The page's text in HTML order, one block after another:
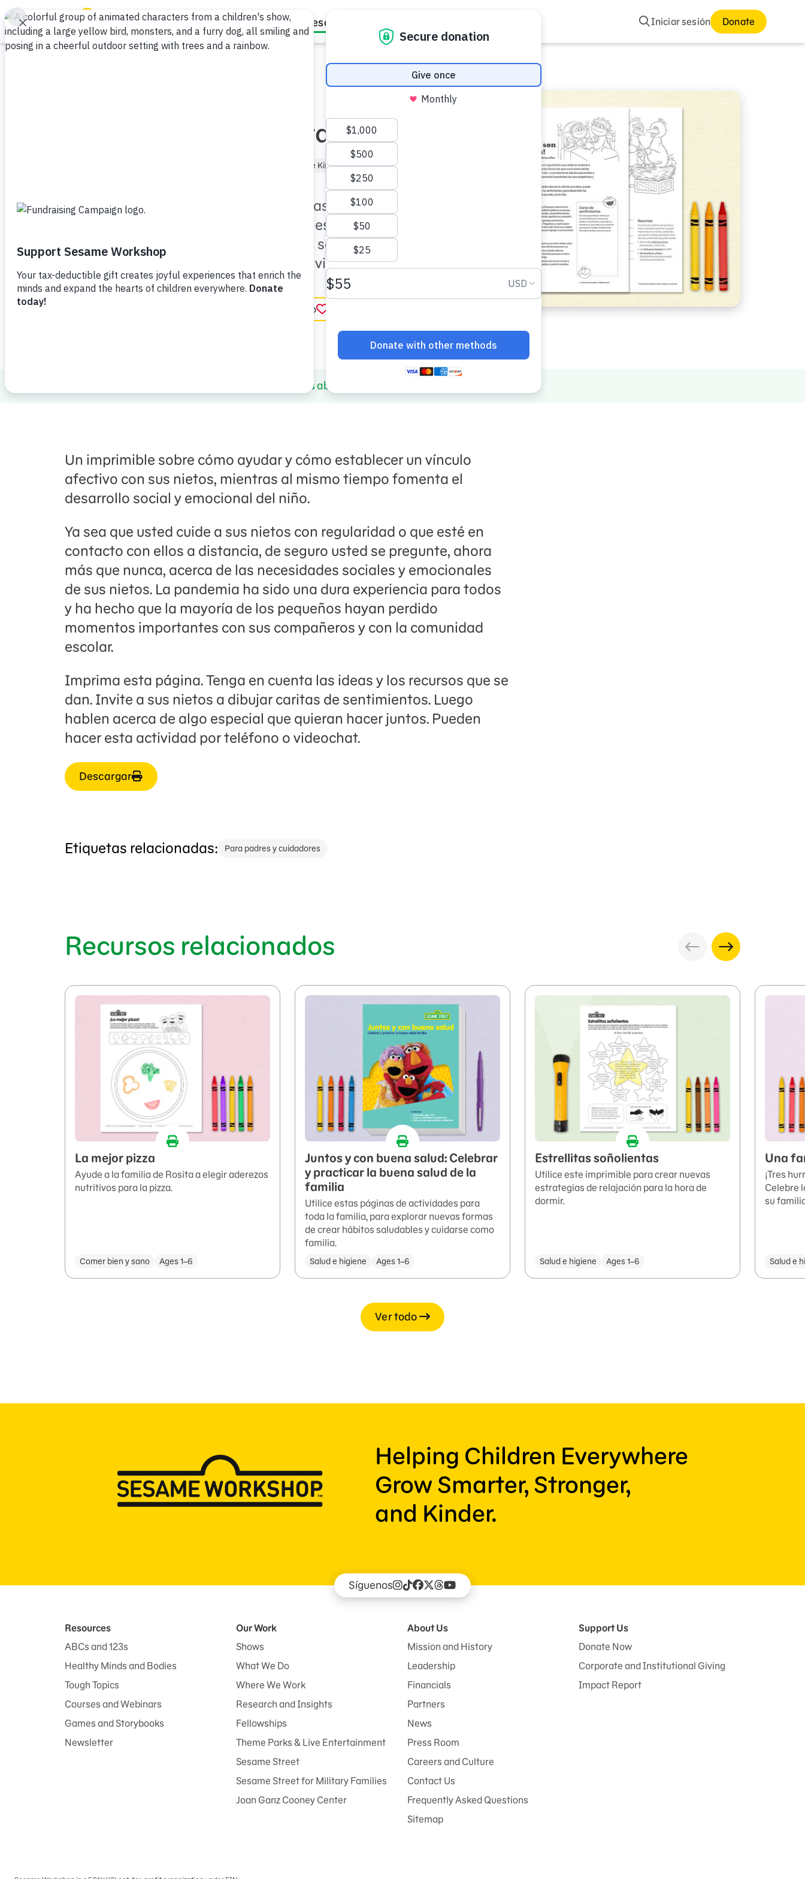
Family Resources Buscar
Iniciar sesión Donate
Buscar
Family Resources
¡Los abuelos son maravillosos!
Niño de Kindergarten (de 5 a 6)
Los abuelos pueden hacer muchas cosas para crear un
vínculo afectivo con los nietos, incluso estando lejos, y para
ayudarlos a desarrollar las habilidades sociales que los
niños necesitarán en la escuela y en la vida.
Agregar favorito
¡Los abuelos son maravillosos!
Un imprimible sobre cómo ayudar y cómo establecer un vínculo
afectivo con sus nietos, mientras al mismo tiempo fomenta el
desarrollo social y emocional del niño.
Ya sea que usted cuide a sus nietos con regularidad o que esté en
contacto con ellos a distancia, de seguro usted se pregunte, ahora
más que nunca, acerca de las necesidades sociales y emocionales
de sus nietos. La pandemia ha sido una dura experiencia para todos
y ha hecho que la mayoría de los pequeños hayan perdido
momentos importantes con sus compañeros y con la comunidad
escolar.
Imprima esta página. Tenga en cuenta las ideas y los recursos que se
dan. Invite a sus nietos a dibujar caritas de sentimientos. Luego
hablen acerca de algo especial que quieran hacer juntos. Pueden
hacer esta actividad por teléfono o videochat.
Descargar
Etiquetas relacionadas: Para padres y cuidadores
Recursos relacionados
La mejor pizza
Ayude a la familia de Rosita a elegir aderezos
nutritivos para la pizza.
Comer bien y sano Ages 1–6
Juntos y con buena salud: Celebrar
y practicar la buena salud de la
familia
Utilice estas páginas de actividades para
toda la familia, para explorar nuevas formas
de crear hábitos saludables y cuidarse como
familia.
Salud e higiene Ages 1–6
Estrellitas soñolientas
Utilice este imprimible para crear nuevas
estrategias de relajación para la hora de
dormir.
Salud e higiene Ages 1–6
Una
¡Tres
Celebre
su
Salud e
Ver todo
Helping Children Everywhere
Grow Smarter, Stronger,
and Kinder.
Síguenos
Resources
ABCs and 123s
Healthy Minds and Bodies
Tough Topics
Courses and Webinars
Games and Storybooks
Newsletter
Our Work
Shows
What We Do
Where We Work
Research and Insights
Fellowships
Theme Parks & Live Entertainment
Sesame Street
Sesame Street for Military Families
Joan Ganz Cooney Center
About Us
Mission and History
Leadership
Financials
Partners
News
Press Room
Careers and Culture
Contact Us
Frequently Asked Questions
Sitemap
Support Us
Donate Now
Corporate and Institutional Giving
Impact Report